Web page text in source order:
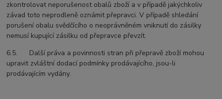
zkontrolovat neporušenost obalů zboží a v případě jakýchkoliv
závad toto neprodleně oznámit přepravci. V případě shledání
porušení obalu svědčícího o neoprávněném vniknutí do zásilky
nemusí kupující zásilku od přepravce převzít.
6.5. Další práva a povinnosti stran při přepravě zboží mohou
upravit zvláštní dodací podmínky prodávajícího, jsou-li
prodávajícím vydány.